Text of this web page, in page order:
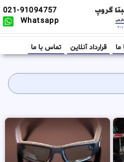
021-91094757
Whatsapp
ما قرارداد آنلاین تماس با ما